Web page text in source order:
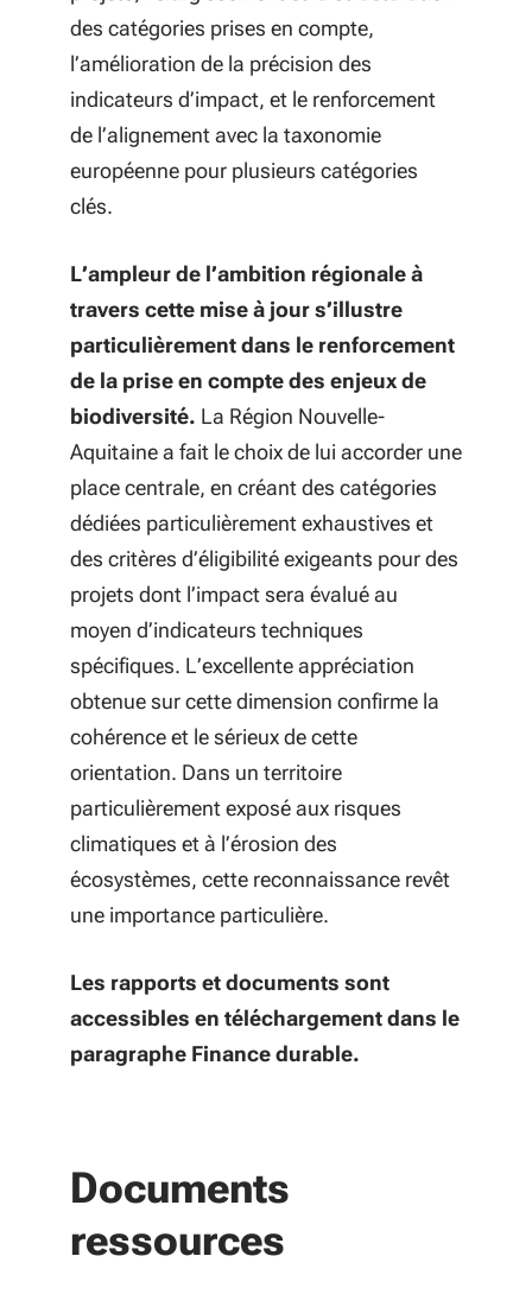
des catégories prises en compte,
l’amélioration de la précision des
indicateurs d’impact, et le renforcement
de l’alignement avec la taxonomie
européenne pour plusieurs catégories
clés.
L’ampleur de l’ambition régionale à
travers cette mise à jour s’illustre
particulièrement dans le renforcement
de la prise en compte des enjeux de
biodiversité. La Région Nouvelle-
Aquitaine a fait le choix de lui accorder une
place centrale, en créant des catégories
dédiées particulièrement exhaustives et
des critères d’éligibilité exigeants pour des
projets dont l’impact sera évalué au
moyen d’indicateurs techniques
spécifiques. L’excellente appréciation
obtenue sur cette dimension confirme la
cohérence et le sérieux de cette
orientation. Dans un territoire
particulièrement exposé aux risques
climatiques et à l’érosion des
écosystèmes, cette reconnaissance revêt
une importance particulière.
Les rapports et documents sont
accessibles en téléchargement dans le
paragraphe Finance durable.
Documents
ressources